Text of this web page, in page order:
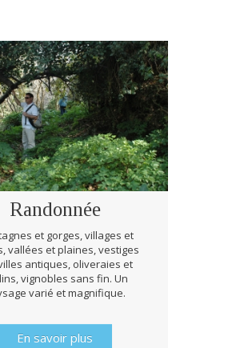
Randonnée
et gorges, villages et
vallées et plaines, vestiges
antiques, oliveraies et
vignobles sans fin. Un
varié et magnifique.
En savoir plus